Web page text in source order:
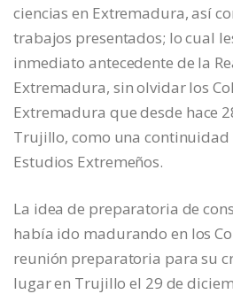
ciencias en Extremadura, así
trabajos presentados; lo cual
inmediato antecedente de la
Extremadura, sin olvidar los
Extremadura que desde hace
Trujillo, como una continuidad
Estudios Extremeños.
La idea de preparatoria de
había ido madurando en los
reunión preparatoria para su
lugar en Trujillo el 29 de